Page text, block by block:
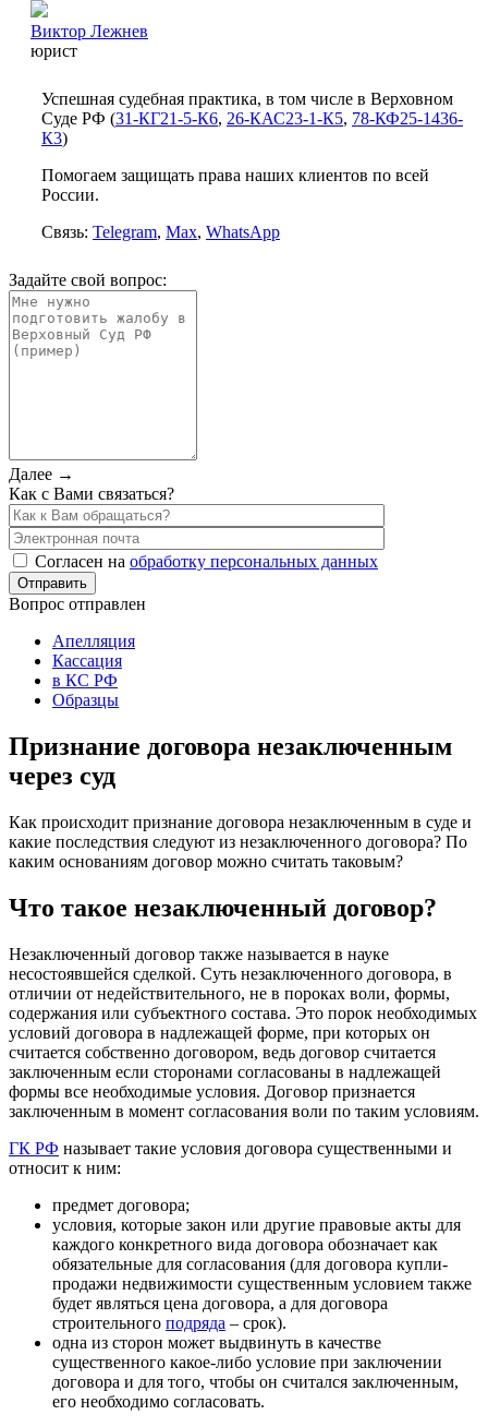
Виктор Лежнев
юрист
Успешная судебная практика, в том числе в Верховном
Суде РФ (31-КГ21-5-К6, 26-КАС23-1-К5, 78-КФ25-1436-
К3)
Помогаем защищать права наших клиентов по всей
России.
Связь: Telegram, Max, WhatsApp
Задайте свой вопрос:
Далее →
Как с Вами связаться?
Согласен на обработку персональных данных
Вопрос отправлен
Апелляция
Кассация
в КС РФ
Образцы
Признание договора незаключенным
через суд
Как происходит признание договора незаключенным в суде и
какие последствия следуют из незаключенного договора? По
каким основаниям договор можно считать таковым?
Что такое незаключенный договор?
Незаключенный договор также называется в науке
несостоявшейся сделкой. Суть незаключенного договора, в
отличии от недействительного, не в пороках воли, формы,
содержания или субъектного состава. Это порок необходимых
условий договора в надлежащей форме, при которых он
считается собственно договором, ведь договор считается
заключенным если сторонами согласованы в надлежащей
формы все необходимые условия. Договор признается
заключенным в момент согласования воли по таким условиям.
ГК РФ называет такие условия договора существенными и
относит к ним:
предмет договора;
условия, которые закон или другие правовые акты для
каждого конкретного вида договора обозначает как
обязательные для согласования (для договора купли-
продажи недвижимости существенным условием также
будет являться цена договора, а для договора
строительного подряда – срок).
одна из сторон может выдвинуть в качестве
существенного какое-либо условие при заключении
договора и для того, чтобы он считался заключенным,
его необходимо согласовать.